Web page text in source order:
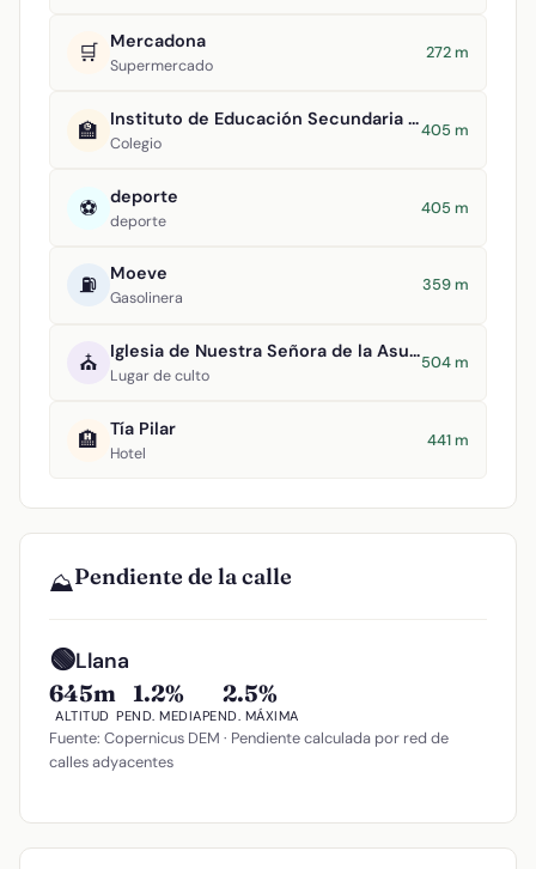
🛒 Mercadona
Supermercado
272 m
🏫 Instituto de Educación Secundaria Antonio Calvín
Colegio
405 m
⚽ deporte
deporte
405 m
⛽ Moeve
Gasolinera
359 m
⛪ Iglesia de Nuestra Señora de la Asunción
Lugar de culto
504 m
🏨 Tía Pilar
Hotel
441 m
⛰️Pendiente de la calle
🟢Llana
645m
ALTITUD
1.2%
PEND. MEDIA
2.5%
PEND. MÁXIMA
Fuente: Copernicus DEM · Pendiente calculada por red de
calles adyacentes